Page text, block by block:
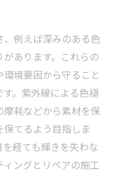
例えば深みのある色
あります。これらの
境要因から守ること
。紫外線による色褪
耗などから素材を保
てるよう目指しま
経ても輝きを失わな
ングとリペアの施工